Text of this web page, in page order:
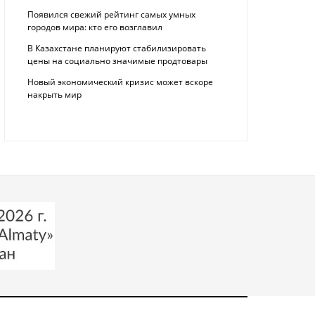
Появился свежий рейтинг самых умных
городов мира: кто его возглавил
В Казахстане планируют стабилизировать
цены на социально значимые продтовары
Новый экономический кризис может вскоре
накрыть мир